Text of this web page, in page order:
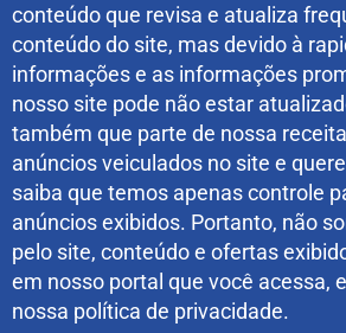
conteúdo que revisa e atualiza
conteúdo do site, mas devido à
informações e as informações
nosso site pode não estar
também que parte de nossa
anúncios veiculados no site e
saiba que temos apenas controle
anúncios exibidos. Portanto, não
​​pelo site, conteúdo e ofertas
em nosso portal que você acessa,
nossa política de privacidade.